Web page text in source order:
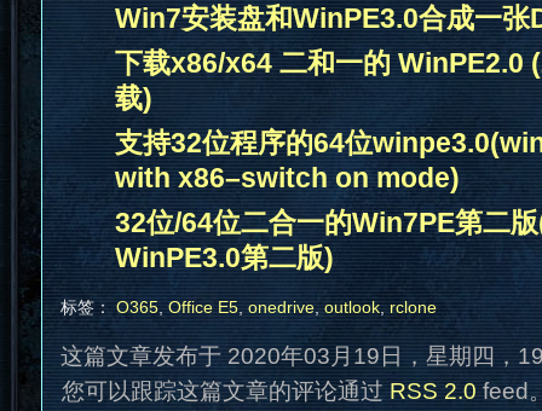
Win7安装盘和WinPE3.0合成一张
下载x86/x64 二和一的 WinPE2.0
载)
支持32位程序的64位
with x86–switch on mode)
32位/64位二合一的Win7PE第二
WinPE3.0第二版)
标签： O365, Office E5, onedrive,outlook,rclone
这篇文章发布于 2020年03月19日，星期四，
您可以跟踪这篇文章的评论通过RSS 2.0 feed